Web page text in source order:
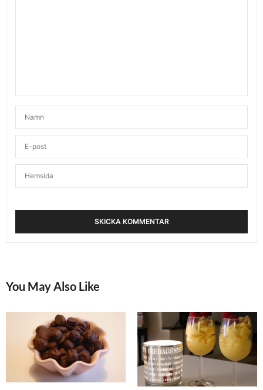
You May Also Like